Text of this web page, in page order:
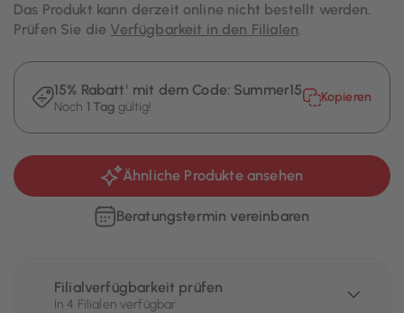
Das Produkt kann derzeit online nicht bestellt werden.
Prüfen Sie die Verfügbarkeit in den Filialen.
15% Rabatt¹ mit dem Code: Summer15
Noch 1 Tag gültig!
Kopieren
Ähnliche Produkte ansehen
Beratungstermin vereinbaren
Filialverfügbarkeit prüfen
In 4 Filialen verfügbar